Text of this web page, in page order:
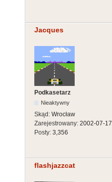
Jacques
Podkasetarz
Nieaktywny
Skąd: Wrocław
Zarejestrowany: 2002-07-17
Posty: 3,356
flashjazzcat